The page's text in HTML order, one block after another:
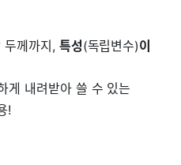
두께까지, 특성(독립변수)이
게 내려받아 쓸 수 있는
!